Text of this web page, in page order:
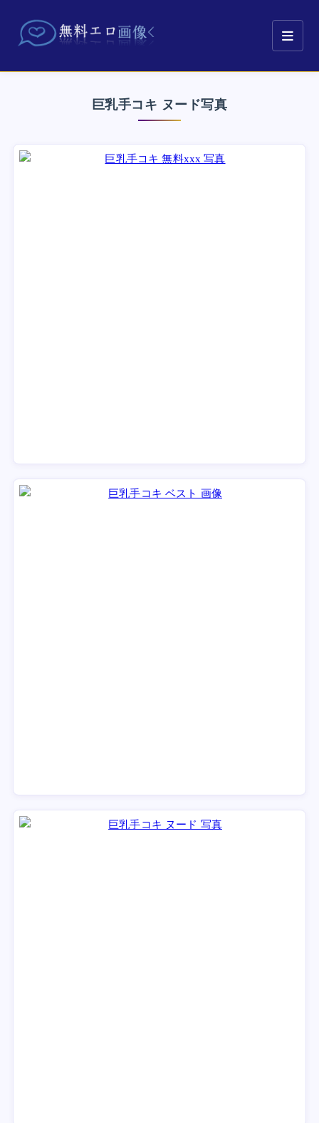
巨乳手コキ ヌード写真